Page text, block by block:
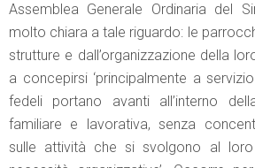
Assemblea Generale Ordinaria del
molto chiara a tale riguardo: le
strutture e dall’organizzazione della
a concepirsi ‘principalmente a
fedeli portano avanti all’interno
familiare e lavorativa, senza
sulle attività che si svolgono al